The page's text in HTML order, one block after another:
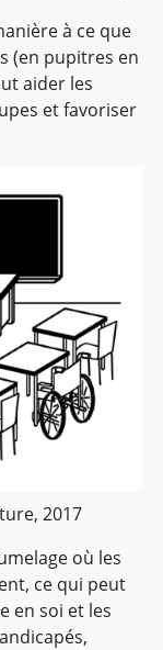
à ce que
(en pupitres en
aider les
et favoriser
2017
où les
ce qui peut
en soi et les